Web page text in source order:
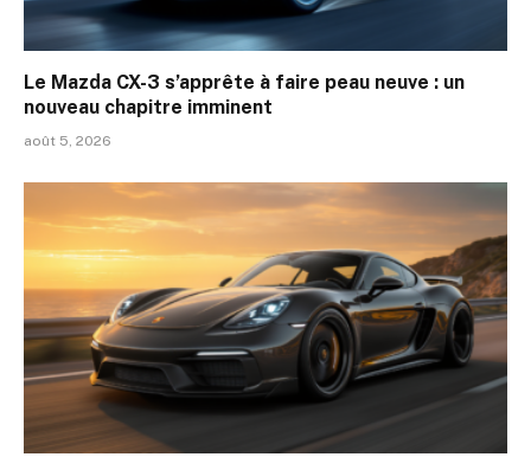
Le Mazda CX-3 s’apprête à faire peau neuve : un
nouveau chapitre imminent
août 5, 2026